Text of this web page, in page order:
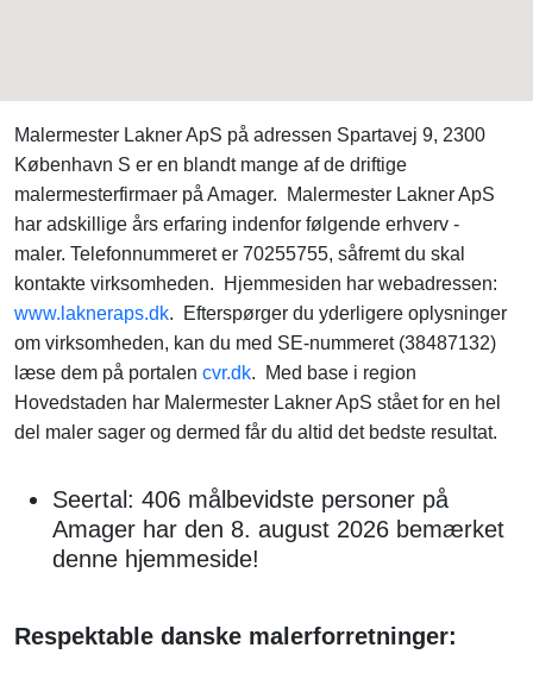
Malermester Lakner ApS på adressen Spartavej 9, 2300
København S er en blandt mange af de driftige
malermesterfirmaer på Amager. Malermester Lakner ApS
har adskillige års erfaring indenfor følgende erhverv -
maler. Telefonnummeret er 70255755, såfremt du skal
kontakte virksomheden. Hjemmesiden har webadressen:
www.lakneraps.dk. Efterspørger du yderligere oplysninger
om virksomheden, kan du med SE-nummeret (38487132)
læse dem på portalen cvr.dk. Med base i region
Hovedstaden har Malermester Lakner ApS stået for en hel
del maler sager og dermed får du altid det bedste resultat.
Seertal: 406 målbevidste personer på
Amager har den 8. august 2026 bemærket
denne hjemmeside!
Respektable danske malerforretninger: